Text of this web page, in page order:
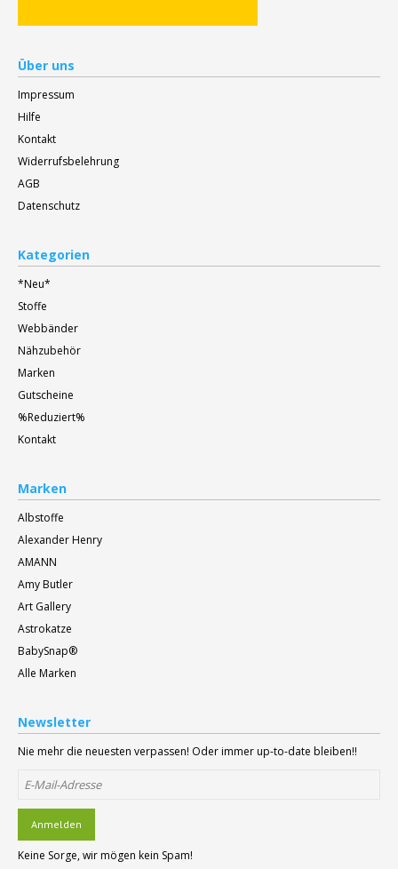
Über uns
Impressum
Hilfe
Kontakt
Widerrufsbelehrung
AGB
Datenschutz
Kategorien
*Neu*
Stoffe
Webbänder
Nähzubehör
Marken
Gutscheine
%Reduziert%
Kontakt
Marken
Albstoffe
Alexander Henry
AMANN
Amy Butler
Art Gallery
Astrokatze
BabySnap®
Alle Marken
Newsletter
Nie mehr die neuesten verpassen! Oder immer up-to-date bleiben!!
Anmelden
Keine Sorge, wir mögen kein Spam!